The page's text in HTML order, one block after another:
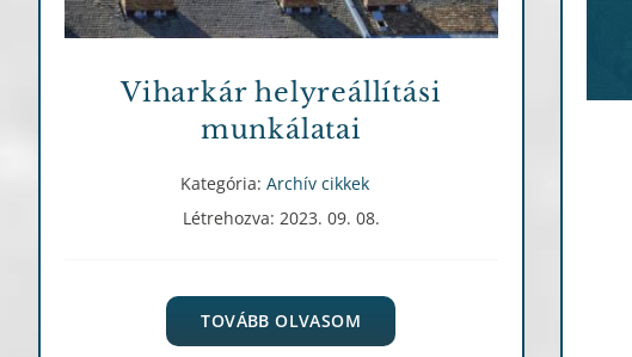
Viharkár helyreállítási
munkálatai
Kategória:Archív cikkek
Létrehozva: 2023. 09. 08.
TOVÁBB OLVASOM